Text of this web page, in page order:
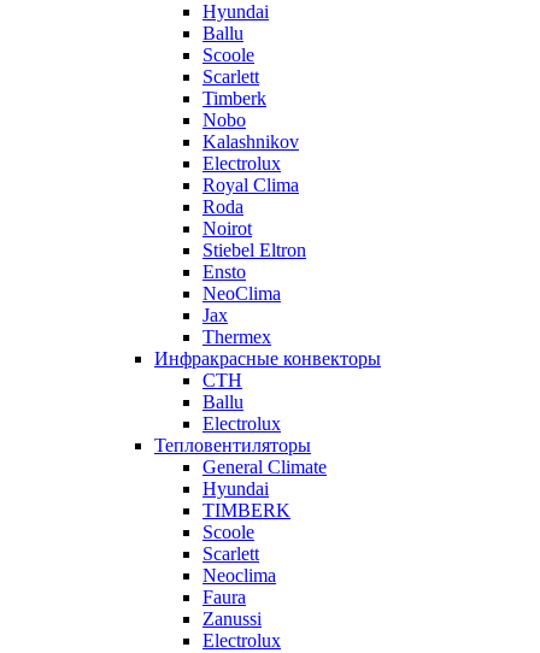
Hyundai
Ballu
Scoole
Scarlett
Timberk
Nobo
Kalashnikov
Electrolux
Royal Clima
Roda
Noirot
Stiebel Eltron
Ensto
NeoClima
Jax
Thermex
Инфракрасные конвекторы
CTH
Ballu
Electrolux
Тепловентиляторы
General Climate
Hyundai
TIMBERK
Scoole
Scarlett
Neoclima
Faura
Zanussi
Electrolux